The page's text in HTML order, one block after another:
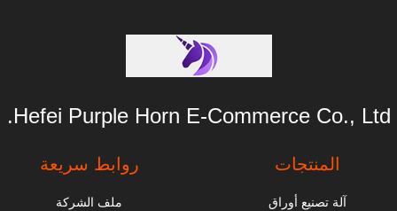
Hefei Purple Horn E-Commerce Co., Ltd.
المنتجات
آلة تصنيع أوراق
روابط سريعة
ملف الشركة